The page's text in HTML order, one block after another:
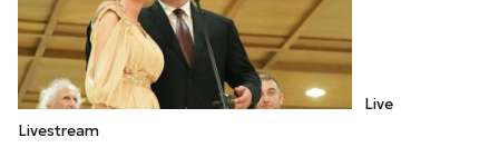
Live
Livestream